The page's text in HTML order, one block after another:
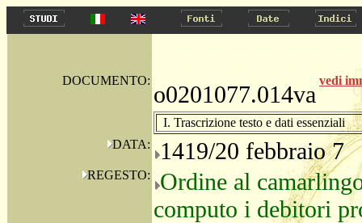
DOCUMENTO:
o0201077.014va
vedi
I. Trascrizione testo e dati essenziali
DATA:
1419/20 febbraio 7
REGESTO:
Ordine al
computo i debitori